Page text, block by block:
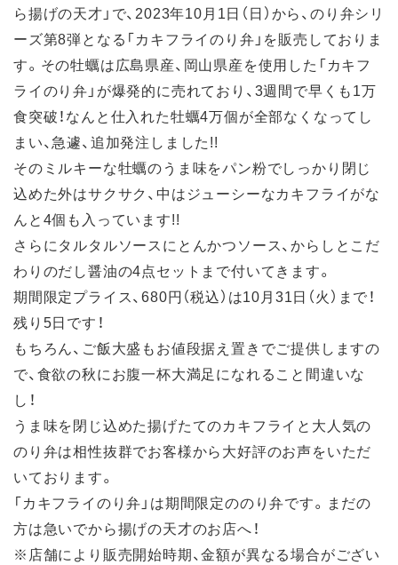
ら揚げの天才」で、2023年10月1日（日）から、のり弁シリ
ーズ第8弾となる「カキフライのり弁」を販売しておりま
す。その牡蠣は広島県産、岡山県産を使用した「カキフ
ライのり弁」が爆発的に売れており、3週間で早くも1万
食突破！なんと仕入れた牡蠣4万個が全部なくなってし
まい、急遽、追加発注しました!!
そのミルキーな牡蠣のうま味をパン粉でしっかり閉じ
込めた外はサクサク、中はジューシーなカキフライがな
んと4個も入っています!!
さらにタルタルソースにとんかつソース、からしとこだ
わりのだし醤油の4点セットまで付いてきます。
期間限定プライス、680円（税込）は10月31日（火）まで！
残り5日です！
もちろん、ご飯大盛もお値段据え置きでご提供しますの
で、食欲の秋にお腹一杯大満足になれること間違いな
し！
うま味を閉じ込めた揚げたてのカキフライと大人気の
のり弁は相性抜群でお客様から大好評のお声をいただ
いております。
「カキフライのり弁」は期間限定ののり弁です。まだの
方は急いでから揚げの天才のお店へ！
※店舗により販売開始時期、金額が異なる場合がござい